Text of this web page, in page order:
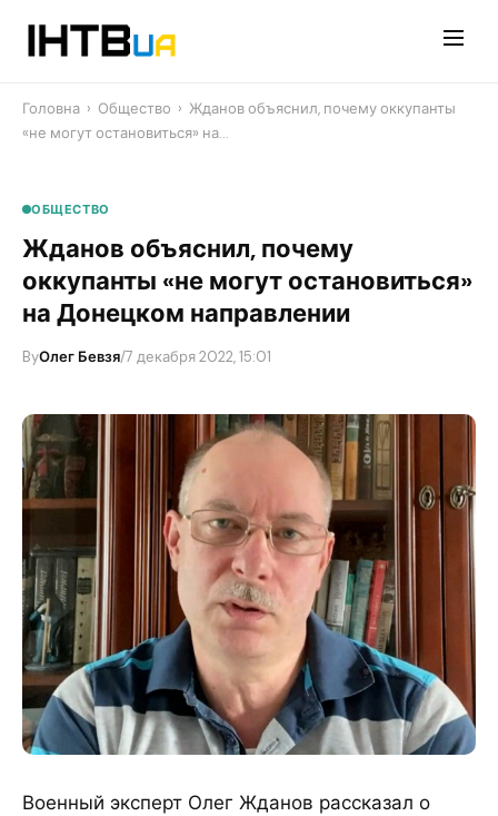
Головна › Общество › Жданов объяснил, почему оккупанты
«не могут остановиться» на…
ОБЩЕСТВО
Жданов объяснил, почему
оккупанты «не могут остановиться»
на Донецком направлении
ByОлег Бевзя/7 декабря 2022, 15:01
Военный эксперт Олег Жданов рассказал о